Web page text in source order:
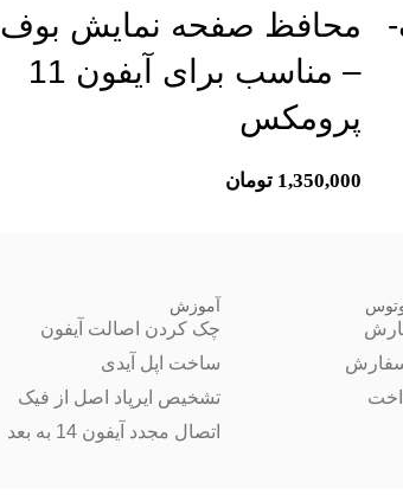
محافظ صفحه نمایش بوف
– مناسب برای آیفون 11
پرومکس
1,350,000 تومان
سفارش
آموزش
چک کردن اصالت آیفون
ساخت اپل آیدی
تشخیص ایرپاد اصل از فیک
اتصال مجدد آیفون 14 به بعد